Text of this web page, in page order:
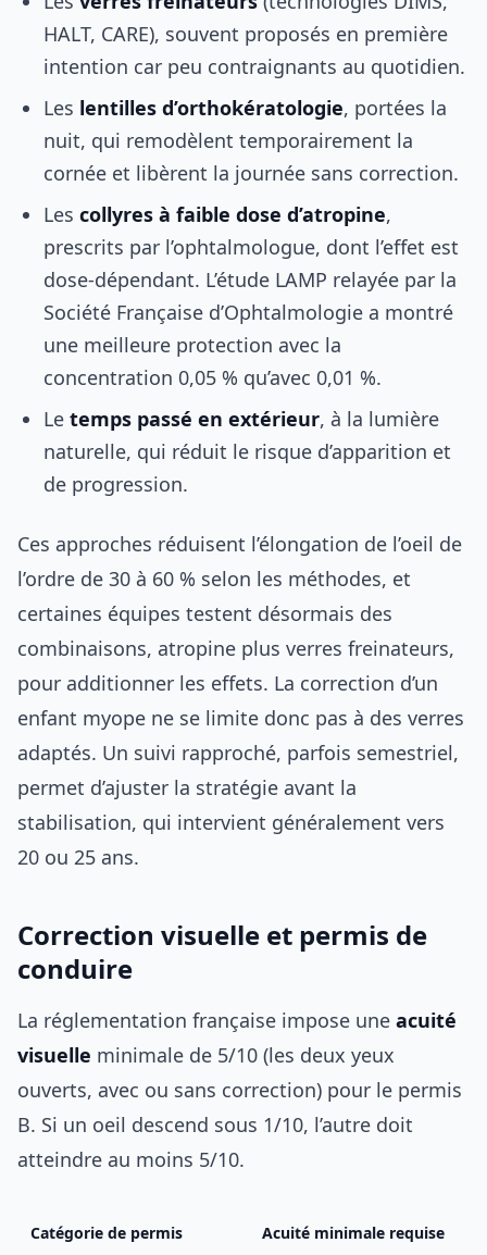
HALT, CARE), souvent proposés en première
intention car peu contraignants au quotidien.
Les lentilles d’orthokératologie, portées la
nuit, qui remodèlent temporairement la
cornée et libèrent la journée sans correction.
Les collyres à faible dose d’atropine,
prescrits par l’ophtalmologue, dont l’effet est
dose-dépendant. L’étude LAMP relayée par la
Société Française d’Ophtalmologie a montré
une meilleure protection avec la
concentration 0,05 % qu’avec 0,01 %.
Le temps passé en extérieur, à la lumière
naturelle, qui réduit le risque d’apparition et
de progression.
Ces approches réduisent l’élongation de l’oeil de
l’ordre de 30 à 60 % selon les méthodes, et
certaines équipes testent désormais des
combinaisons, atropine plus verres freinateurs,
pour additionner les effets. La correction d’un
enfant myope ne se limite donc pas à des verres
adaptés. Un suivi rapproché, parfois semestriel,
permet d’ajuster la stratégie avant la
stabilisation, qui intervient généralement vers
20 ou 25 ans.
Correction visuelle et permis de
conduire
La réglementation française impose une acuité
visuelle minimale de 5/10 (les deux yeux
ouverts, avec ou sans correction) pour le permis
B. Si un oeil descend sous 1/10, l’autre doit
atteindre au moins 5/10.
Catégorie de permis Acuité minimale requise